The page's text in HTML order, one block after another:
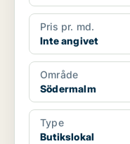
Pris pr. md.
Inte angivet
Område
Södermalm
Type
Butikslokal